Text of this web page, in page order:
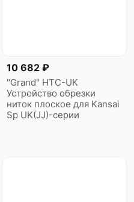
10 682 ₽
"Grand" HTC-UK
Устройство обрезки
ниток плоское для Kansai
Sp UK(JJ)-серии